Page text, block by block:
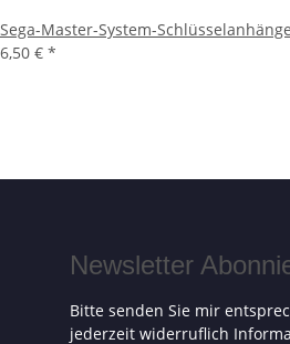
Sega-Master-System-
6,50 € *
Newsletter
Bitte senden Sie mir
jederzeit widerruflich